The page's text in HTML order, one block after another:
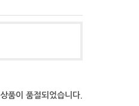
상품이 품절되었습니다.